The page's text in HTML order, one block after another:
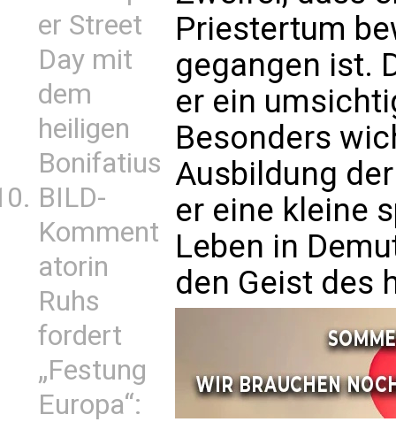
er Street
Day mit
dem
heiligen
Bonifatius
BILD-
Komment
atorin
Ruhs
fordert
„Festung
Europa“:
Priestertum
gegangen ist.
er ein
Besonders
Ausbildung
er eine kleine
Leben in
den Geist des